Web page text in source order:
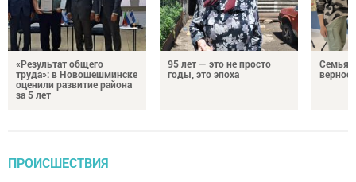
«Результат общего
труда»: в Новошешминске
оценили развитие района
за 5 лет
95 лет — это не просто
годы, это эпоха
Семья
ПРОИСШЕСТВИЯ